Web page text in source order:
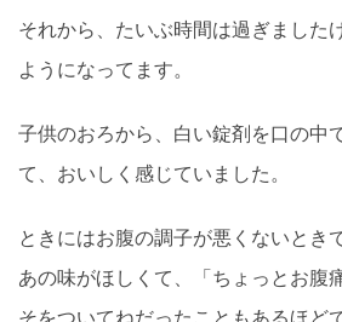
それから、たいぶ時間は過ぎました
ようになってます。
子供のおろから、白い錠剤を口の中
て、おいしく感じていました。
ときにはお腹の調子が悪くないとき
あの味がほしくて、「ちょっとお腹